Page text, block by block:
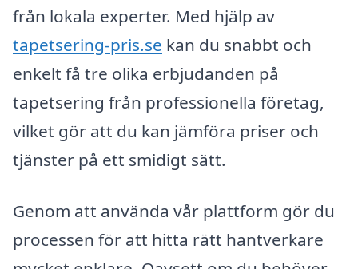
från lokala experter. Med hjälp av
tapetsering-pris.se kan du snabbt och
enkelt få tre olika erbjudanden på
tapetsering från professionella företag,
vilket gör att du kan jämföra priser och
tjänster på ett smidigt sätt.
Genom att använda vår plattform gör du
processen för att hitta rätt hantverkare